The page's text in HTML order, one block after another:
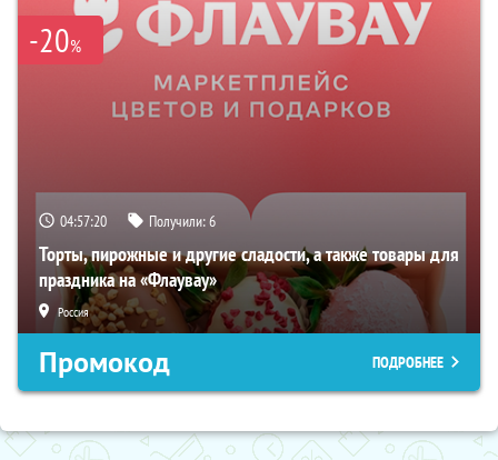
-20%
04:57:19 Получили:6
Торты, пирожные и другие сладости, а также товары для
праздника на «Флаувау»
Россия
Промокод ПОДРОБНЕЕ